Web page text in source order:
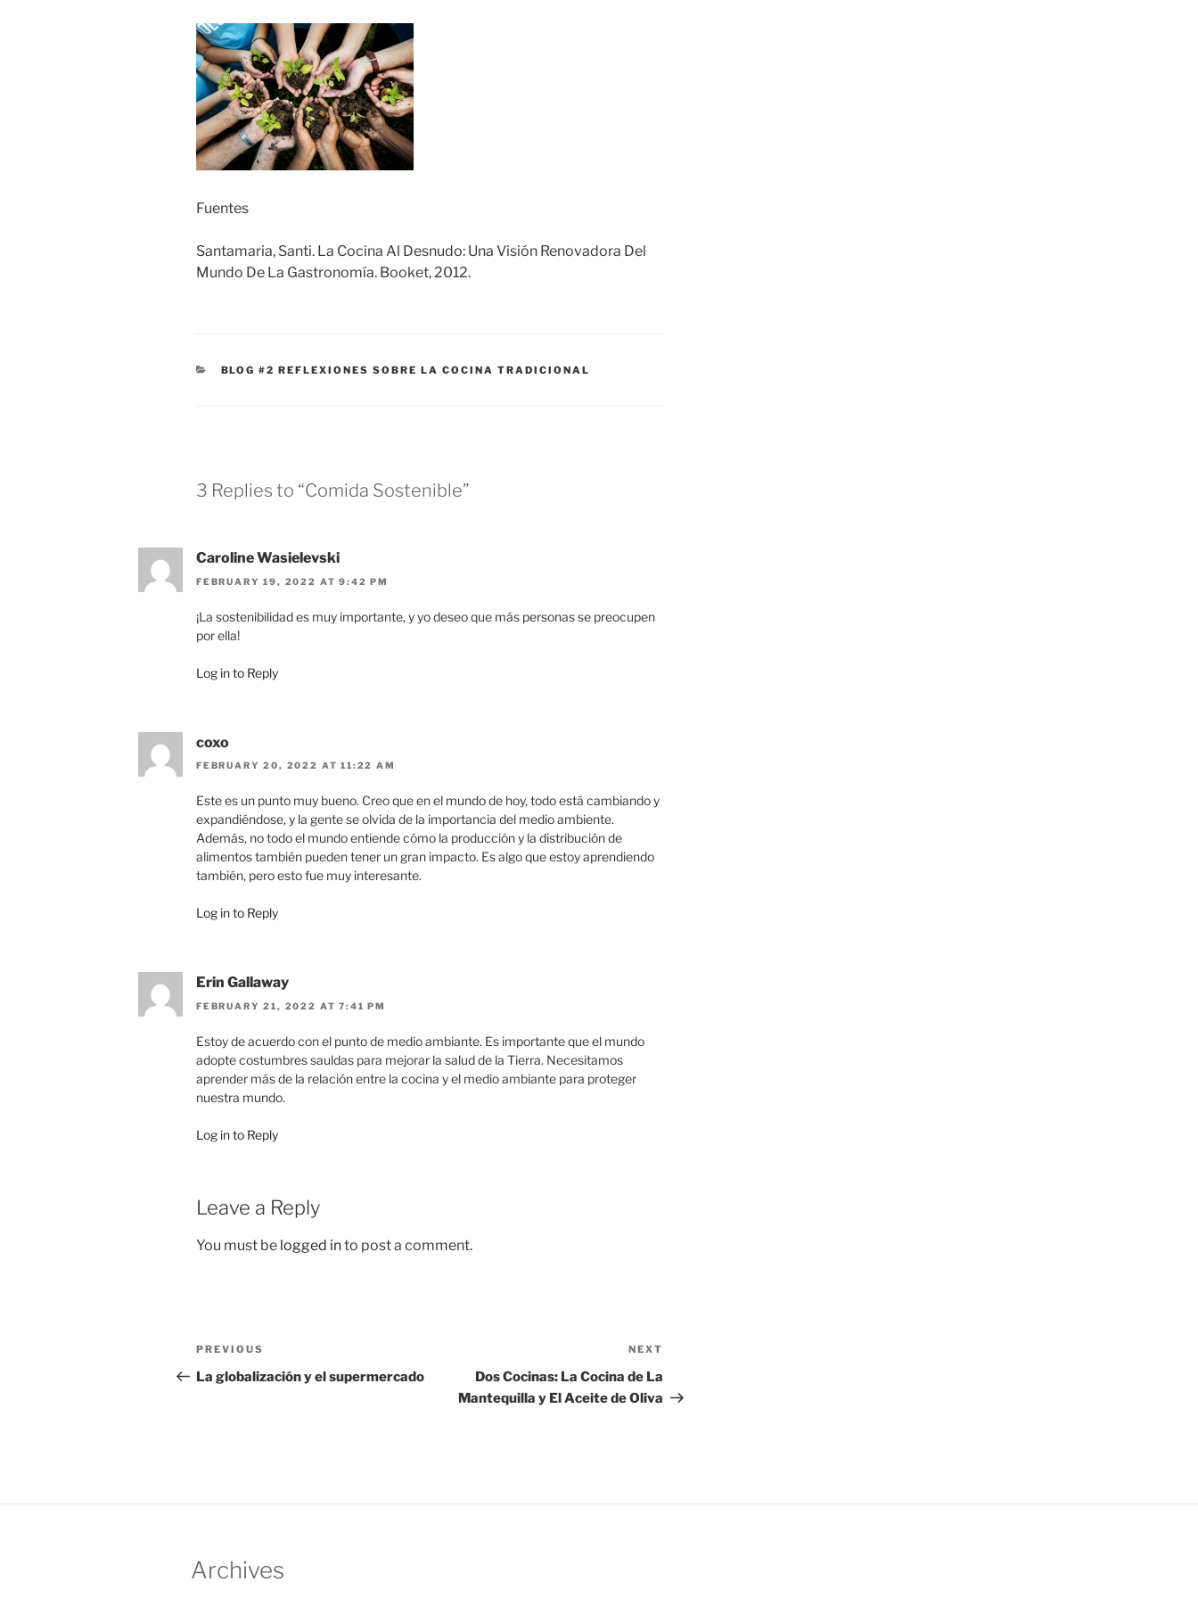
Fuentes
Santamaria, Santi. La Cocina Al Desnudo: Una Visión Renovadora Del
Mundo De La Gastronomía. Booket, 2012.
CATEGORIES
BLOG #2 REFLEXIONES SOBRE LA COCINA TRADICIONAL
3 Replies to “Comida Sostenible”
Caroline Wasielevski
FEBRUARY 19, 2022 AT 9:42 PM
¡La sostenibilidad es muy importante, y yo deseo que más personas se preocupen
por ella!
Log in to Reply
coxo
FEBRUARY 20, 2022 AT 11:22 AM
Este es un punto muy bueno. Creo que en el mundo de hoy, todo está cambiando y
expandiéndose, y la gente se olvida de la importancia del medio ambiente.
Además, no todo el mundo entiende cómo la producción y la distribución de
alimentos también pueden tener un gran impacto. Es algo que estoy aprendiendo
también, pero esto fue muy interesante.
Log in to Reply
Erin Gallaway
FEBRUARY 21, 2022 AT 7:41 PM
Estoy de acuerdo con el punto de medio ambiante. Es importante que el mundo
adopte costumbres sauldas para mejorar la salud de la Tierra. Necesitamos
aprender más de la relación entre la cocina y el medio ambiante para proteger
nuestra mundo.
Log in to Reply
Leave a Reply
You must be logged into post a comment.
Post
navigation
Previous
Post
PREVIOUS
La globalización y el supermercado
NEXT
Dos Cocinas: La Cocina de La
Mantequilla y El Aceite de Oliva
Archives